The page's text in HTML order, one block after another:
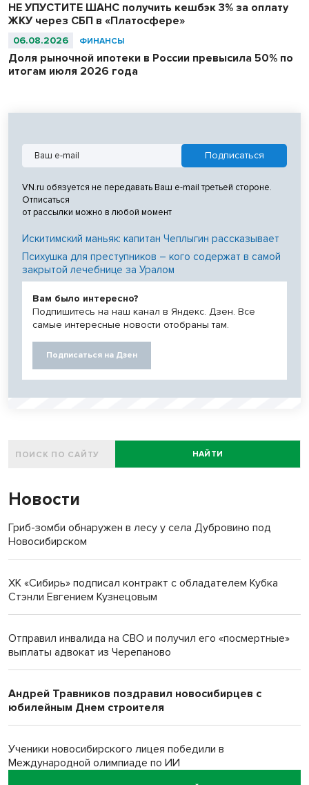
НЕ УПУСТИТЕ ШАНС получить кешбэк 3% за оплату
ЖКУ через СБП в «Платосфере»
06.08.2026 ФИНАНСЫ
Доля рыночной ипотеки в России превысила 50% по
итогам июля 2026 года
VN.ru обязуется не передавать Ваш e-mail третьей стороне.
Отписаться
от рассылки можно в любой момент
Искитимский маньяк: капитан Чеплыгин рассказывает
Психушка для преступников – кого содержат в самой
закрытой лечебнице за Уралом
Вам было интересно?
Подпишитесь на наш канал в Яндекс. Дзен. Все
самые интересные новости отобраны там.
Подписаться на Дзен
НАЙТИ
Новости
Гриб-зомби обнаружен в лесу у села Дубровино под
Новосибирском
ХК «Сибирь» подписал контракт с обладателем Кубка
Стэнли Евгением Кузнецовым
Отправил инвалида на СВО и получил его «посмертные»
выплаты адвокат из Черепаново
Андрей Травников поздравил новосибирцев с
юбилейным Днем строителя
Ученики новосибирского лицея победили в
Международной олимпиаде по ИИ